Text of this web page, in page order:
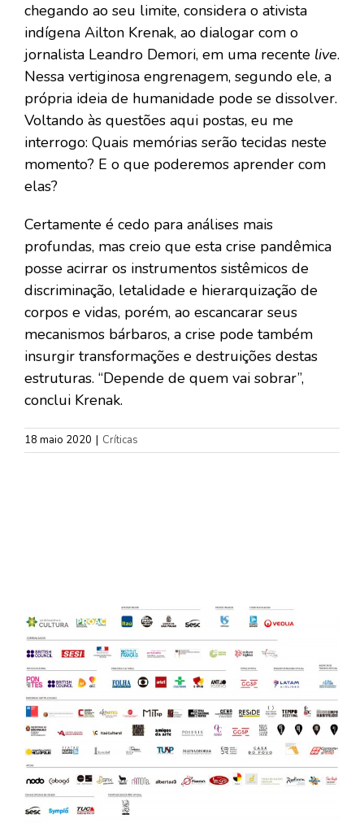
chegando ao seu limite, considera o ativista
indígena Ailton Krenak, ao dialogar com o
jornalista Leandro Demori, em uma recente live.
Nessa vertiginosa engrenagem, segundo ele, a
própria ideia de humanidade pode se dissolver.
Voltando às questões aqui postas, eu me
interrogo: Quais memórias serão tecidas neste
momento? E o que poderemos aprender com
elas?
Certamente é cedo para análises mais
profundas, mas creio que esta crise pandêmica
posse acirrar os instrumentos sistêmicos de
discriminação, letalidade e hierarquização de
corpos e vidas, porém, ao escancarar seus
mecanismos bárbaros, a crise pode também
insurgir transformações e destruições destas
estruturas. “Depende de quem vai sobrar”,
conclui Krenak.
18 maio 2020 | Críticas